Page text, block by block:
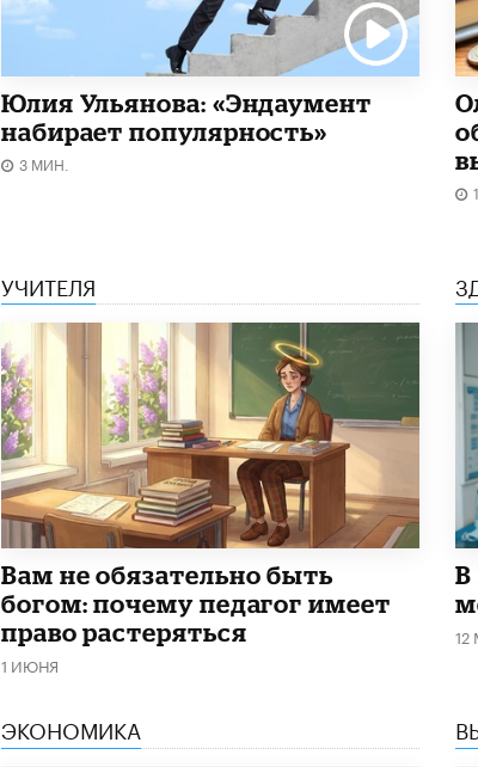
Юлия Ульянова: «Эндаумент
набирает популярность»
3 МИН.
УЧИТЕЛЯ
​Вам не обязательно быть
богом: почему педагог имеет
право растеряться
1 ИЮНЯ
В
12
ЭКОНОМИКА